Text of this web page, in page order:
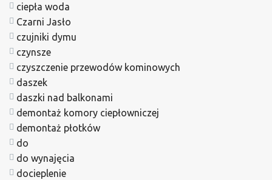
ciepła woda
Czarni Jasło
czujniki dymu
czynsze
czyszczenie przewodów kominowych
daszek
daszki nad balkonami
demontaż komory ciepłowniczej
demontaż płotków
do
do wynajęcia
docieplenie